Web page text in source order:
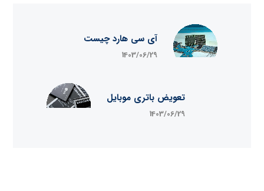
آی سی هارد چیست
1403/06/29
تعویض باتری موبایل
1403/06/29